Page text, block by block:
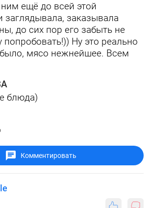
ещё до всей этой
заглядывала, заказывала
до сих пор его забыть не
попробовать!)) Ну это реально
мясо нежнейшее. Всем
блюда)
Комментировать